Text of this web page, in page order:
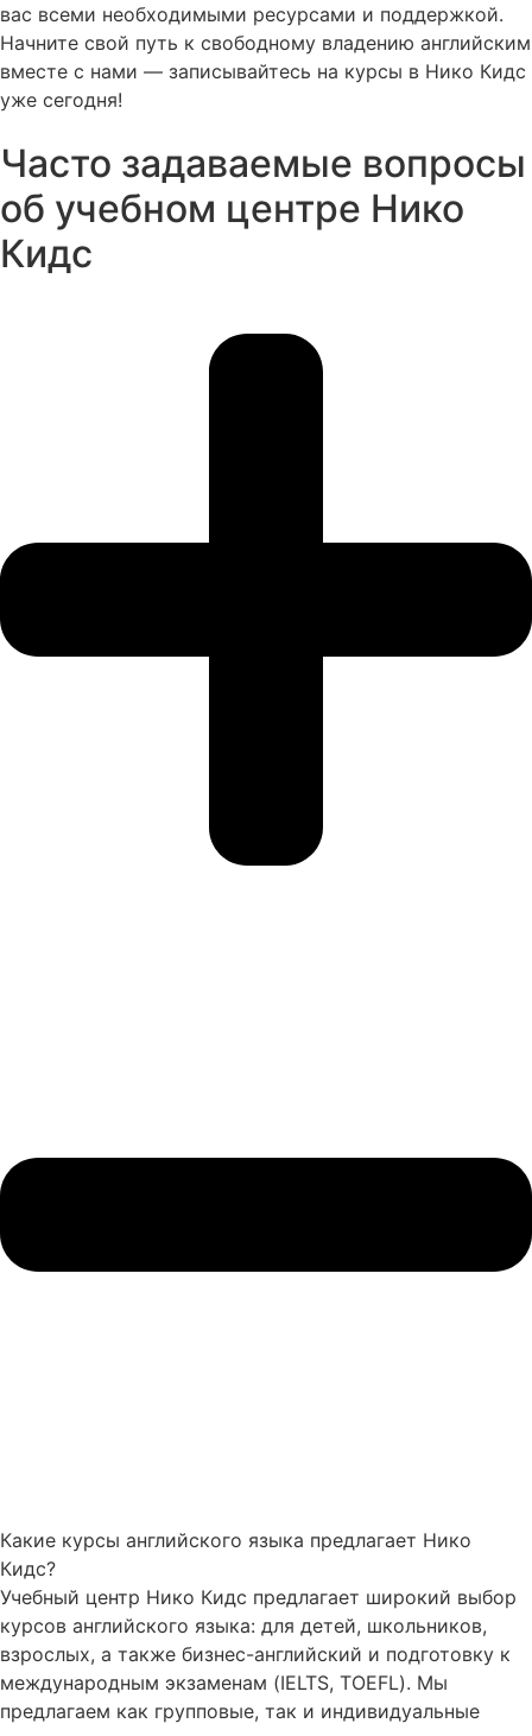
вас всеми необходимыми ресурсами и поддержкой.
Начните свой путь к свободному владению английским
вместе с нами — записывайтесь на курсы в Нико Кидс
уже сегодня!
Часто задаваемые вопросы
об учебном центре Нико
Кидс
Какие курсы английского языка предлагает Нико
Кидс?
Учебный центр Нико Кидс предлагает широкий выбор
курсов английского языка: для детей, школьников,
взрослых, а также бизнес-английский и подготовку к
международным экзаменам (IELTS, TOEFL). Мы
предлагаем как групповые, так и индивидуальные